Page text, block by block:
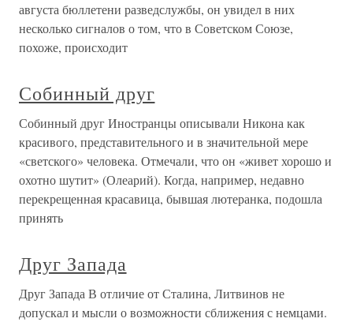
августа бюллетени разведслужбы, он увидел в них
несколько сигналов о том, что в Советском Союзе,
похоже, происходит
Собинный друг
Собинный друг Иностранцы описывали Никона как
красивого, представительного и в значительной мере
«светского» человека. Отмечали, что он «живет хорошо и
охотно шутит» (Олеарий). Когда, например, недавно
перекрещенная красавица, бывшая лютеранка, подошла
принять
Друг Запада
Друг Запада В отличие от Сталина, Литвинов не
допускал и мысли о возможности сближения с немцами.